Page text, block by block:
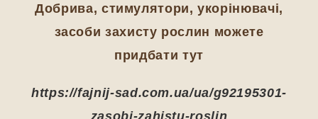
Добрива, стимулятори, укорінювачі,
засоби захисту рослин можете
придбати тут
https://fajnij-sad.com.ua/ua/g92195301-
zasobi-zahistu-roslin